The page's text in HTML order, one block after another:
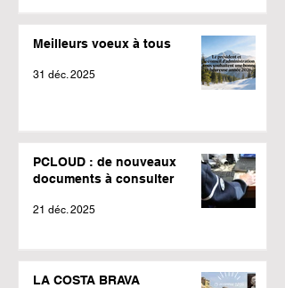
Meilleurs voeux à tous
31 déc. 2025
PCLOUD : de nouveaux
documents à consulter
21 déc. 2025
LA COSTA BRAVA